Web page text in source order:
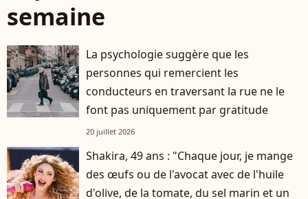
semaine
La psychologie suggère que les
personnes qui remercient les
conducteurs en traversant la rue ne le
font pas uniquement par gratitude
20 juillet 2026
Shakira, 49 ans : "Chaque jour, je mange
des œufs ou de l'avocat avec de l'huile
d'olive, de la tomate, du sel marin et un